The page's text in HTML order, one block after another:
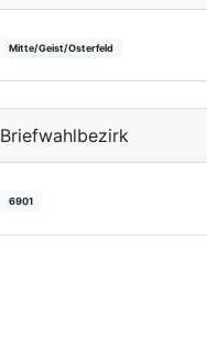
Mitte/Geist/Osterfeld
Briefwahlbezirk
6901